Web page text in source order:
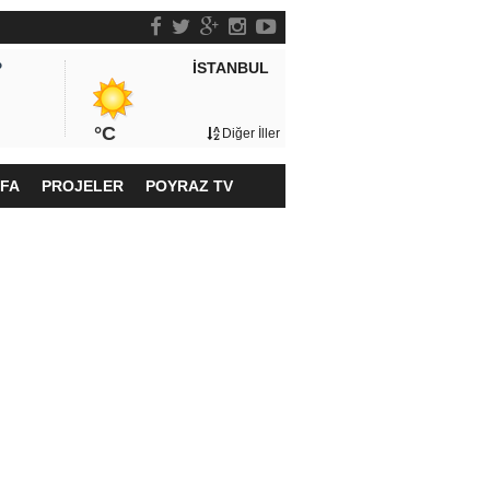
İSTANBUL
°C Diğer İller
PROJELER POYRAZ TV